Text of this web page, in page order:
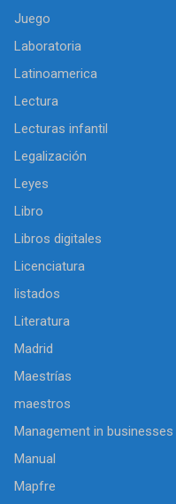
Juego
Laboratoria
Latinoamerica
Lectura
Lecturas infantil
Legalización
Leyes
Libro
Libros digitales
Licenciatura
listados
Literatura
Madrid
Maestrías
maestros
Management in businesses
Manual
Mapfre